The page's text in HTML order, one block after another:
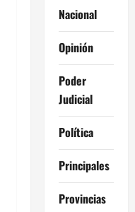
Nacional
Opinión
Poder
Judicial
Política
Principales
Provincias